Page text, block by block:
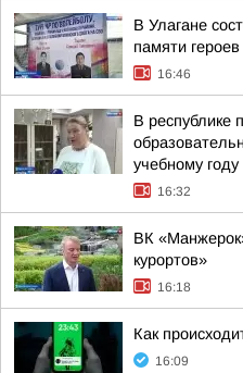
В Улагане
памяти
16:46
В республике
учебному году
16:32
ВК
курортов»
16:18
Как
16:09